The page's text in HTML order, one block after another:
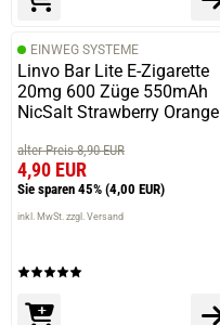
EINWEG SYSTEME
Linvo Bar Lite E-Zigarette
20mg 600 Züge 550mAh
NicSalt Strawberry Orange
alter Preis 8,90 EUR
4,90 EUR
Sie sparen 45% (4,00 EUR)
inkl. MwSt. zzgl. Versand